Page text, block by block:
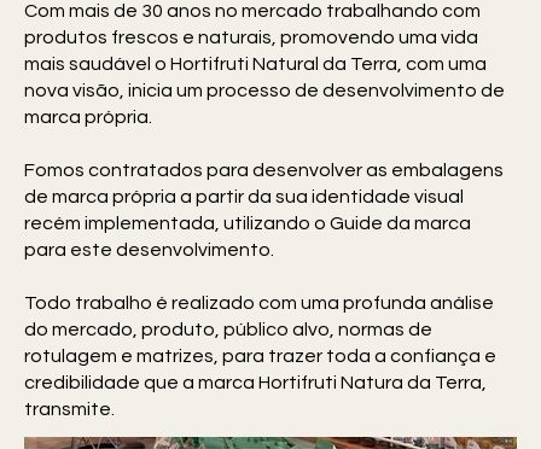
Com mais de 30 anos no mercado trabalhando com
produtos frescos e naturais, promovendo uma vida
mais saudável o Hortifruti Natural da Terra, com uma
nova visão, inicia um processo de desenvolvimento de
marca própria.
Fomos contratados para desenvolver as embalagens
de marca própria a partir da sua identidade visual
recém implementada, utilizando o Guide da marca
para este desenvolvimento.
Todo trabalho é realizado com uma profunda análise
do mercado, produto, público alvo, normas de
rotulagem e matrizes, para trazer toda a confiança e
credibilidade que a marca Hortifruti Natura da Terra,
transmite.